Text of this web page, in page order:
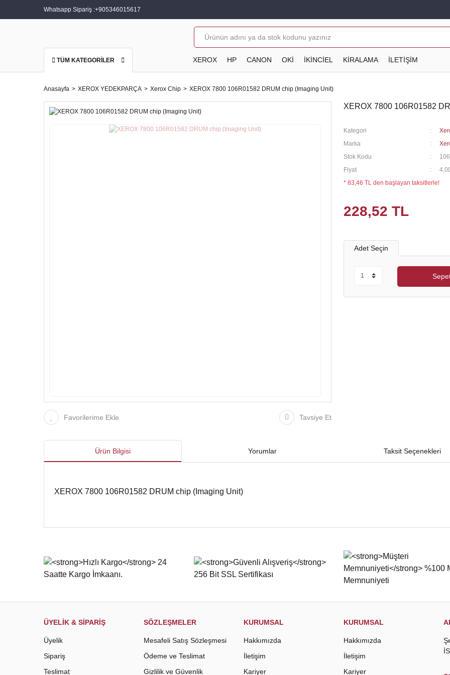
Whatsapp Sipariş :+905346015617
TÜM KATEGORİLER XEROX HP CANON OKİ İKİNCİEL KİRALAMA İLETİŞİM
Anasayfa XEROX YEDEKPARÇA Xerox Chip XEROX 7800 106R01582 DRUM chip (Imaging Unit)
Favorilerime Ekle Tavsiye Et
XEROX 7800 106R01582
Kategori
Marka
Stok Kodu
Fiyat
* 83,46 TL den başlayan taksitlerle!
228,52 TL
Adet Seçin
Ürün Bilgisi Yorumlar Taksit Seçenekleri
XEROX 7800 106R01582 DRUM chip (Imaging Unit)
Bu ürünün fiyat bilgisi, resim, ürün açıklamalarında ve diğer konularda yetersiz gördüğünüz noktaları öneri formunu kullanarak
Ürün resmi kalitesiz, bozuk veya görüntülenemiyor.
Ürün açıklamasında eksik bilgiler bulunuyor.
Bu ürüne benzer farklı alternatifler olmalı.
ÜYELİK & SİPARİŞ
Üyelik
Sipariş
Teslimat
SÖZLEŞMELER
Mesafeli Satış Sözleşmesi
Ödeme ve Teslimat
Gizlilik ve Güvenlik
KURUMSAL
Hakkımızda
İletişim
Kariyer
KURUMSAL
Hakkımızda
İletişim
Kariyer